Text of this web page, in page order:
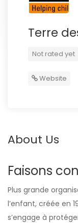
Terre
Not rated yet
Website
About Us
Faisons
Plus grande
l’enfant, créée en
s’engage à